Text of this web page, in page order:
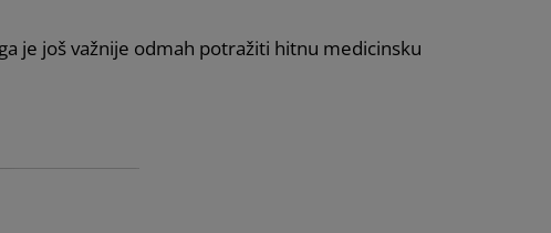
je još važnije odmah potražiti hitnu medicinsku